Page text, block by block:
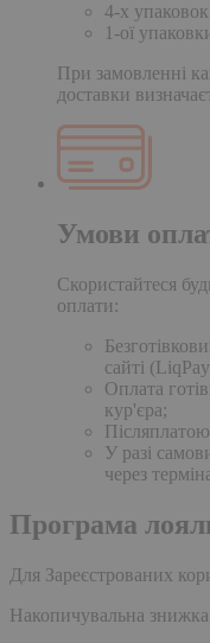
4-х
1-ої
При замовленні
доставки
Умови
Скористайтеся
оплати:
сайті
Оплата
кур'єра;
У разі
через
Програма
Для Зареєстрованих
Накопичувальна